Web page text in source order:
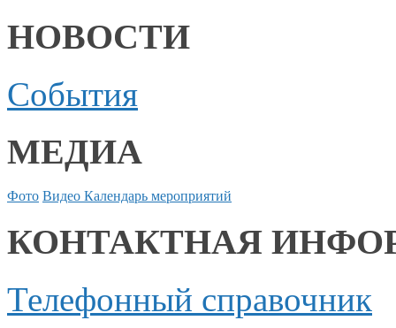
НОВОСТИ
События
МЕДИА
Фото Видео Календарь мероприятий
КОНТАКТНАЯ
Телефонный справочник